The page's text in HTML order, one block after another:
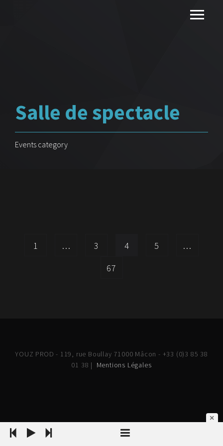
Salle de spectacle
Events category
1 … 3 4 5
…
67
YOUZ PROD - 119, rue Boullay 71000 Mâcon - +33 (0)3 85 38
01 38 | Mentions Légales